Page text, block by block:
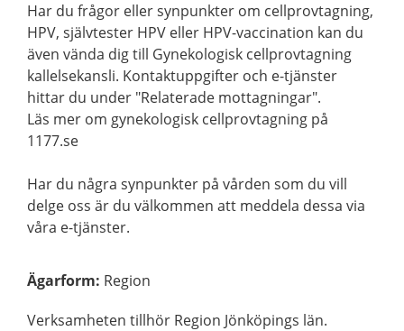
Har du frågor eller synpunkter om cellprovtagning,
HPV, självtester HPV eller HPV-vaccination kan du
även vända dig till Gynekologisk cellprovtagning
kallelsekansli. Kontaktuppgifter och e-tjänster
hittar du under "Relaterade mottagningar".
Läs mer om gynekologisk cellprovtagning på
1177.se
Har du några synpunkter på vården som du vill
delge oss är du välkommen att meddela dessa via
våra e-tjänster.
Ägarform: Region
Verksamheten tillhör Region Jönköpings län.